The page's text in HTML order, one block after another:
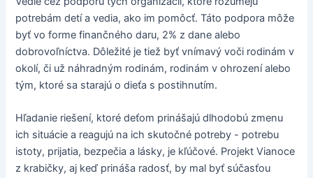
potrebám detí a vedia, ako im pomôcť. Táto podpora môže
byť vo forme finančného daru, 2% z dane alebo
dobrovoľníctva. Dôležité je tiež byť vnímavý voči rodinám v
okolí, či už náhradným rodinám, rodinám v ohrození alebo
tým, ktoré sa starajú o dieťa s postihnutím.
Hľadanie riešení, ktoré deťom prinášajú dlhodobú zmenu
ich situácie a reagujú na ich skutočné potreby - potrebu
istoty, prijatia, bezpečia a lásky, je kľúčové. Projekt Vianoce
z krabičky, aj keď prináša radosť, by mal byť súčasťou